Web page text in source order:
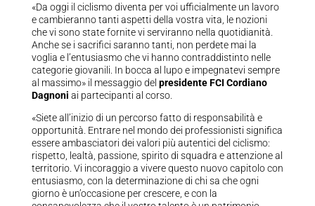
«Da oggi il ciclismo diventa per voi ufficialmente un lavoro
e cambieranno tanti aspetti della vostra vita, le nozioni
che vi sono state fornite vi serviranno nella quotidianità.
Anche se i sacrifici saranno tanti, non perdete mai la
voglia e l’entusiasmo che vi hanno contraddistinto nelle
categorie giovanili. In bocca al lupo e impegnatevi sempre
al massimo» il messaggio del presidente FCI Cordiano
Dagnoni ai partecipanti al corso.
«Siete all’inizio di un percorso fatto di responsabilità e
opportunità. Entrare nel mondo dei professionisti significa
essere ambasciatori dei valori più autentici del ciclismo:
rispetto, lealtà, passione, spirito di squadra e attenzione al
territorio. Vi incoraggio a vivere questo nuovo capitolo con
entusiasmo, con la determinazione di chi sa che ogni
giorno è un’occasione per crescere, e con la